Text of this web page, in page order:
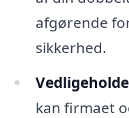
afgørende
sikkerhed.
kan firmaet